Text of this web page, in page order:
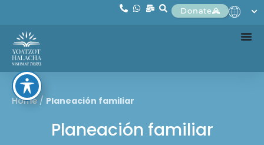
Donate
Home / Planeación familiar
Planeación familiar